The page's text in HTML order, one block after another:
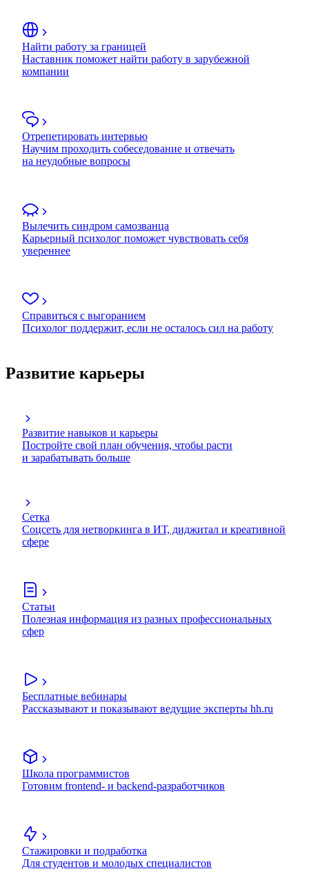
Найти работу за границей
Наставник поможет найти работу в зарубежной
компании
Отрепетировать интервью
Научим проходить собеседование и отвечать
на неудобные вопросы
Вылечить синдром самозванца
Карьерный психолог поможет чувствовать себя
увереннее
Справиться с выгоранием
Психолог поддержит, если не осталось сил на работу
Развитие карьеры
Развитие навыков и карьеры
Постройте свой план обучения, чтобы расти
и зарабатывать больше
Сетка
Соцсеть для нетворкинга в ИТ, диджитал и креативной
сфере
Статьи
Полезная информация из разных профессиональных
сфер
Бесплатные вебинары
Рассказывают и показывают ведущие эксперты hh.ru
Школа программистов
Готовим frontend- и backend-разработчиков
Стажировки и подработка
Для студентов и молодых специалистов